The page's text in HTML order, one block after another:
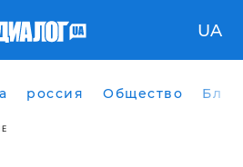
UA
россия Общество